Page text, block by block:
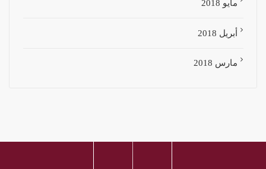
مايو 2018
أبريل 2018
مارس 2018